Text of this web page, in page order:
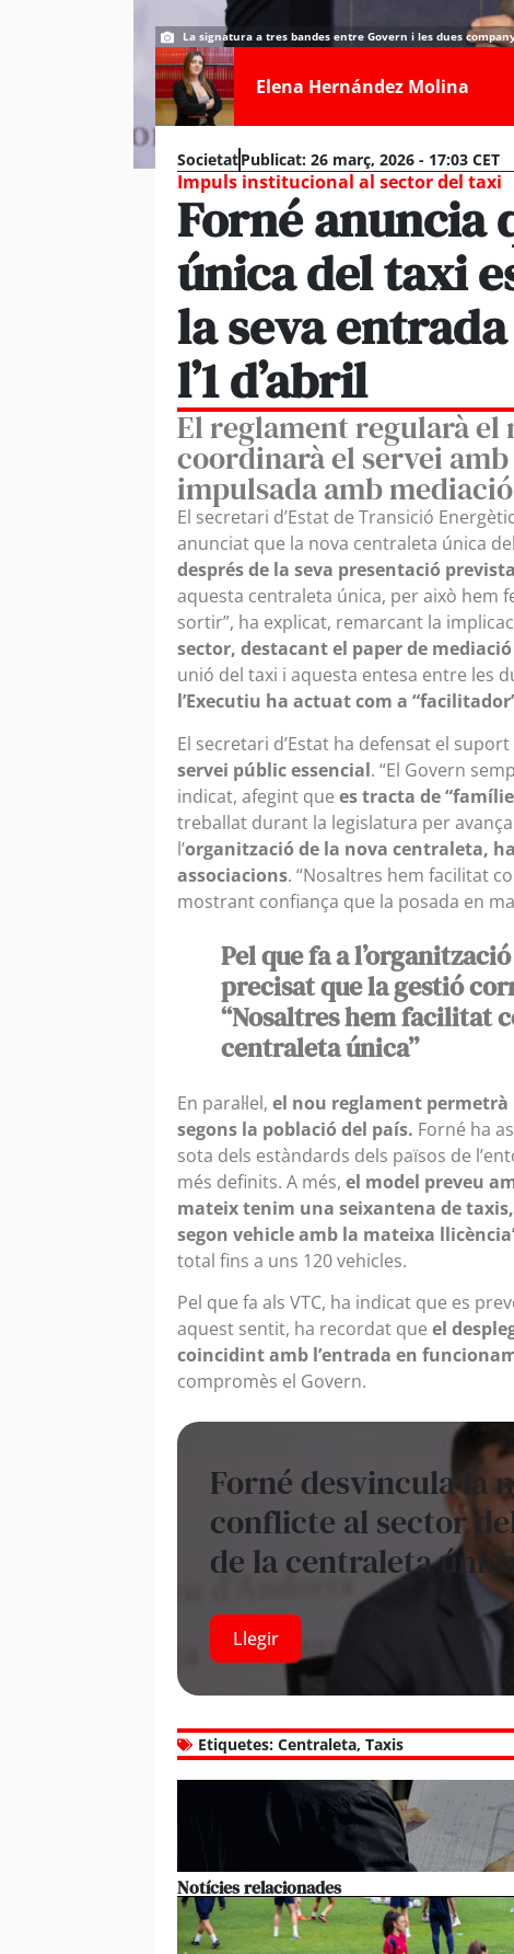
La signatura a tres bandes entre Govern i les dues
Elena Hernández Molina
SocietatPublicat: 26 març, 2026 - 17:03 CET
Impuls institucional al sector del taxi
Forné anuncia
única del taxi
la seva
l’1 d’abril
El reglament regularà el
coordinarà el servei
impulsada amb
El secretari d’Estat de Transició
anunciat que la nova centraleta única
després de la seva presentació
aquesta centraleta única, per això hem
sortir”, ha explicat, remarcant la
sector, destacant el paper de
unió del taxi i aquesta entesa entre les
l’Executiu ha actuat com a
El secretari d’Estat ha defensat el
servei públic essencial. “El Govern
indicat, afegint que es tracta de
treballat durant la legislatura per
l’organització de la nova centraleta,
associacions. “Nosaltres hem facilitat
mostrant confiança que la posada en
Pel que fa a
precisat que la gestió
“Nosaltres hem facilitat
centraleta única”
En paral·lel, el nou reglament
segons la població del país. Forné ha
sota dels estàndards dels països de
més definits. A més, el model preveu
mateix tenim una seixantena de
segon vehicle amb la mateixa
total fins a uns 120 vehicles.
Pel que fa als VTC, ha indicat que es
aquest sentit, ha recordat que el
coincidint amb l’entrada en
compromès el Govern.
Forné desvincula la
conflicte al sector
de la centraleta
Llegir
Etiquetes: Centraleta, Taxis
Notícies relacionades